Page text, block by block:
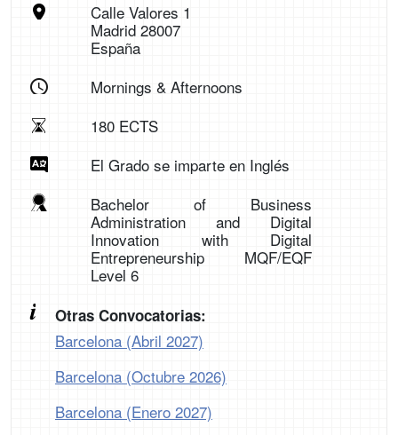
Calle Valores 1
Madrid 28007
España
Mornings & Afternoons
180 ECTS
El Grado se imparte en Inglés
Bachelor of Business
Administration and Digital
Innovation with Digital
Entrepreneurship MQF/EQF
Level 6
Otras Convocatorias:
Barcelona (Abril 2027)
Barcelona (Octubre 2026)
Barcelona (Enero 2027)